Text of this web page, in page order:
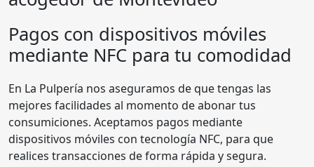
Pagos con dispositivos móviles
mediante NFC para tu comodidad
En La Pulpería nos aseguramos de que tengas las
mejores facilidades al momento de abonar tus
consumiciones. Aceptamos pagos mediante
dispositivos móviles con tecnología NFC, para que
realices transacciones de forma rápida y segura.